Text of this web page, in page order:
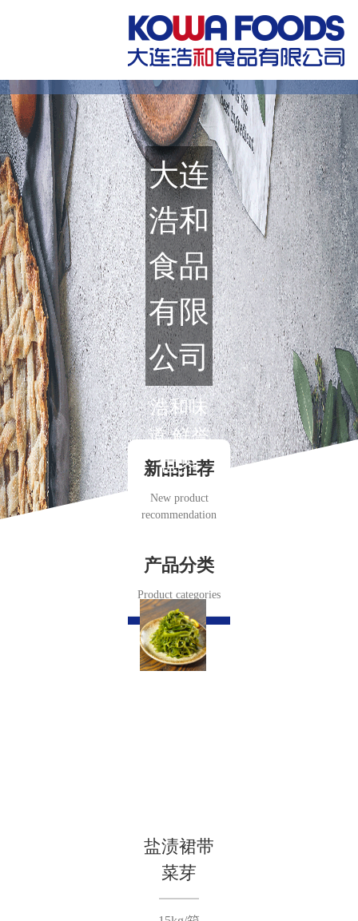
大连
浩和
食品
有限
公司
浩和味
道 鲜誉
世界
新品推荐
New product
recommendation
产品分类
Product categories
盐渍裙带
菜芽